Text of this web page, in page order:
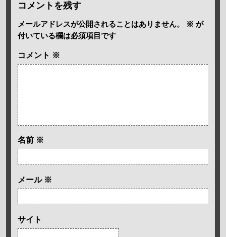
コメントを残す
メールアドレスが公開されることはありません。 ※ が
付いている欄は必須項目です
コメント ※
名前 ※
メール ※
サイト